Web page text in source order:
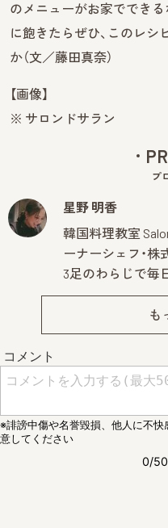
のメニューがお家ででき
に飽きたらぜひ、このレシ
か（文／藤田真奈）
【画像】
※ サロンドサラン
プ
星野 明香
韓国料理教室
ーナーシェフ・
3足のわらじで毎
も